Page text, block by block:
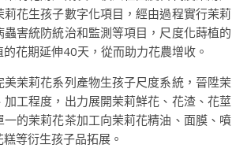
莉花生孩子數字化項目，經由過程實行茉莉
害統防統治和監測等項目，尺度化蒔植的
花期延伸40天，從而助力花農增收。
茉莉花系列產物生孩子尺度系統，晉陞茉
工程度，出力展開茉莉鮮花、花渣、花莖
一的茉莉花茶加工向茉莉花精油、面膜、噴
等衍生孩子品拓展。